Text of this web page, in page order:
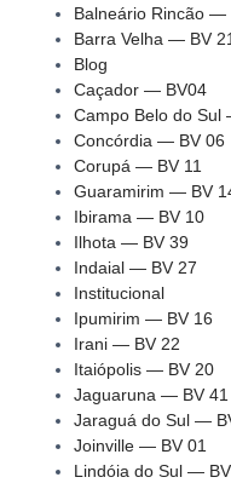
Balneário Rincão —
Barra Velha — BV 21
Blog
Caçador — BV04
Campo Belo do Sul
Concórdia — BV 06
Corupá — BV 11
Guaramirim — BV
Ibirama — BV 10
Ilhota — BV 39
Indaial — BV 27
Institucional
Ipumirim — BV 16
Irani — BV 22
Itaiópolis — BV 20
Jaguaruna — BV 41
Jaraguá do Sul —
Joinville — BV 01
Lindóia do Sul —